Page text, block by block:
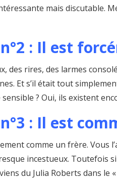
mais discutable.
: Il est
des rires, des larmes
Et s’il était tout
? Oui, ils existent
: Il est
comme un frère. Vous
incestueux. Toutefois
du Julia Roberts dans le